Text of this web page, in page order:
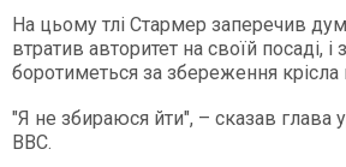
На цьому тлі Стармер заперечив
втратив авторитет на своїй посаді,
боротиметься за збереження крісла
"Я не збираюся йти", – сказав глава
BBC.